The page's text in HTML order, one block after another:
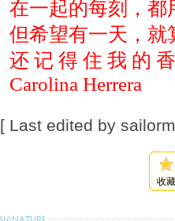
在一起的每刻，都
但希望有一天，就
还 记 得 住 我 的 香
Carolina Herrera
[ Last edited by
收